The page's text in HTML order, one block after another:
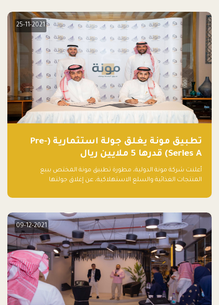
25-11-2021
تطبيق مونة يغلق جولة استثمارية (Pre-
Series A) قدرها 5 ملايين ريال
أعلنت شركة مونة الدولية، مطورة تطبيق مونة المختص ببيع
المنتجات الغذائية والسلع الاستهلاكية، عن إغلاق جولتها
دولار أمريكي)، بقيادة شركتي دعم المنشآت المحدودة وتسارع القابضة
09-12-2021